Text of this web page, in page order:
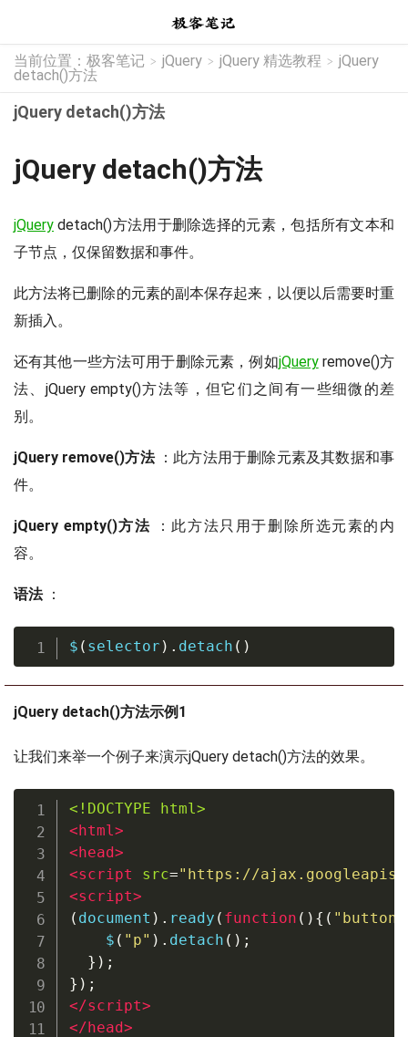
当前位置： 极客笔记 > jQuery > jQuery 精选教程 > jQuery
detach()方法
jQuery detach()方法
jQuery detach()方法
jQuery detach()方法用于删除选择的元素，包括所有文本和
子节点，仅保留数据和事件。
此方法将已删除的元素的副本保存起来，以便以后需要时重
新插入。
还有其他一些方法可用于删除元素，例如jQueryremove()方
法、jQuery empty()方法等，但它们之间有一些细微的差
别。
jQuery remove()方法：此方法用于删除元素及其数据和事
件。
jQuery empty()方法 ：此方法只用于删除所选元素的内
容。
语法：
$ ( selector ). detach ()
jQuery detach()方法示例1
让我们来举一个例子来演示jQuery detach()方法的效果。
<!DOCTYPE html>
<html>
<head>
<script src=" https://
<script>
( document ). ready ( function (){( "button"
    $
( "p" ). detach ();
});
});
</script>
</head>